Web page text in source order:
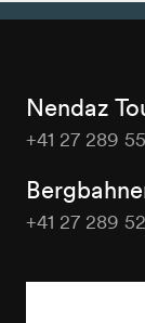
Nendaz
+41 27 289
+41 27 289